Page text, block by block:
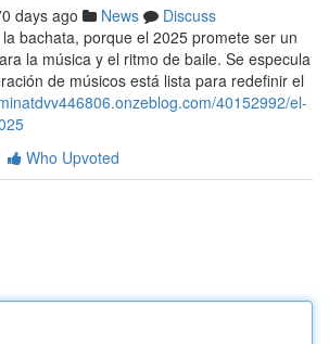
days ago News
Discuss
bachata, porque el 2025 promete ser un
la música y el ritmo de baile. Se especula
de músicos está lista para redefinir el
40152992/el-
Who Upvoted